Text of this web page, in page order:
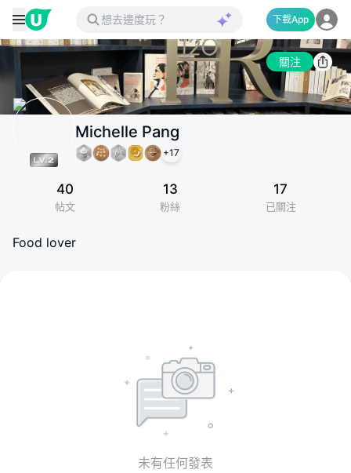
下載App
關注
Michelle Pang
+17
40
帖文
13
粉絲
17
已關注
Food lover
未有任何發表